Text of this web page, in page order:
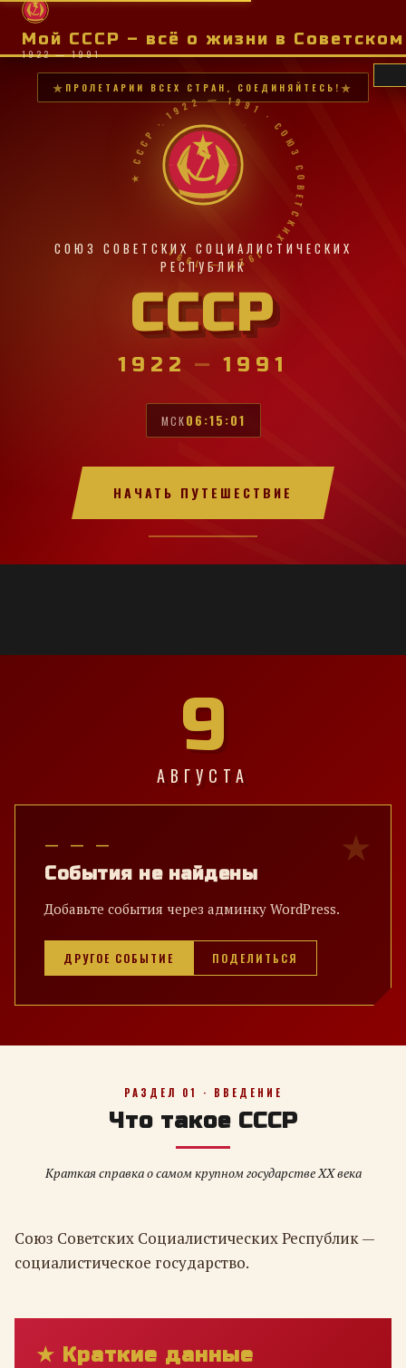
Мой СССР – всё о жизни в
1922 — 1991
ПРОЛЕТАРИИ ВСЕХ СТРАН, СОЕДИНЯЙТЕСЬ!
★ СССР · 1922 — 1991 · СОЮЗ СОВЕТСКИХ · 1922 — 1991 ·
СОЮЗ СОВЕТСКИХ СОЦИАЛИСТИЧЕСКИХ
РЕСПУБЛИК
СССР
1922 — 1991
МСК06:15:02
НАЧАТЬ ПУТЕШЕСТВИЕ
9
АВГУСТА
— — —
События не найдены
Добавьте события через админку WordPress.
ДРУГОЕ СОБЫТИЕ ПОДЕЛИТЬСЯ
РАЗДЕЛ 01 · ВВЕДЕНИЕ
Что такое СССР
Краткая справка о самом крупном государстве XX века
Союз Советских Социалистических Республик —
социалистическое государство.
★ Краткие данные